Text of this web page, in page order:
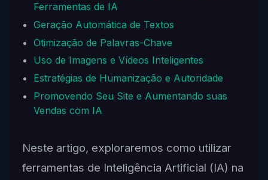
Ferramentas de IA
Geração Automática de Textos
Otimização de Palavras-Chave
Uso de Imagens e Vídeos Inteligentes
Estratégias de Humanização e Autoridade
Promovendo Seu Site e Aumentando suas
Vendas com IA
Neste artigo, exploraremos como utilizar
ferramentas de Inteligência Artificial (IA) na